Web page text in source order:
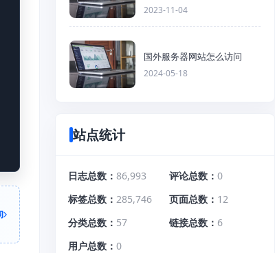
2023-11-04
国外服务器网站怎么访问
2024-05-18
站点统计
日志总数 86,993 评论总数
0
标签总数
285,746 页面总数
12
分类总数
57 链接总数
6
用户总数
0